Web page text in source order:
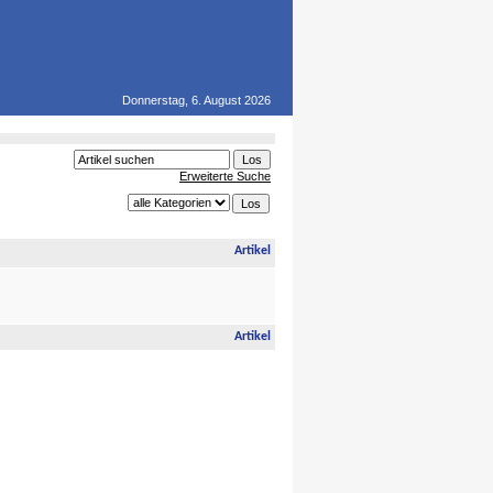
Donnerstag, 6. August 2026
Erweiterte Suche
Artikel
Artikel